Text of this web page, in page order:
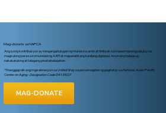
Mag-donate sa NAPCA
Ang iyong kontribusyon ay nangangahulugan ng mundo sa amin at tinitiyak na maaari naming patuloy na
magsulong para sa komunidad ng AAPI at mapanatili ang kanilang dignidad. Anumang halaga ay
nakakatulong at talagang pinahahalagahan.
*Tinanggap din ang mga donasyon sa United Way sa pamamagitan ng pagtukoy sa National Asian Pacific
Center on Aging - Designation Code D4139227
MAG-DONATE